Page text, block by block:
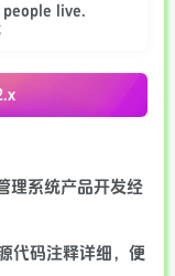
people live.
理系统产品开发经
代码注释详细，便